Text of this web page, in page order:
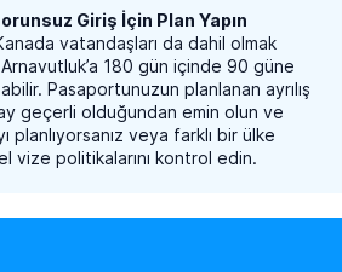
Giriş İçin Plan Yapın
vatandaşları da dahil olmak
180 gün içinde 90 güne
Pasaportunuzun planlanan ayrılış
geçerli olduğundan emin olun ve
planlıyorsanız veya farklı bir ülke
vize politikalarını kontrol edin.